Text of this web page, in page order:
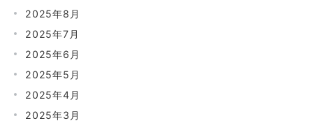
2025年8月
2025年7月
2025年6月
2025年5月
2025年4月
2025年3月